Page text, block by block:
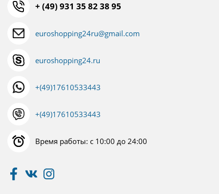
+ (49) 931 35 82 38 95
euroshopping24ru@gmail.com
euroshopping24.ru
+(49)17610533443
+(49)17610533443
Время работы: с 10:00 до 24:00